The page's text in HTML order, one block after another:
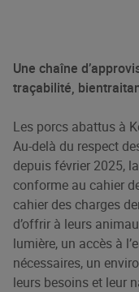
Une chaîne
traçabilité,
Les porcs abattus à
Au-delà du respect
depuis février 2025,
conforme au cahier
cahier des charges
d’offrir à leurs
lumière, un accès à
nécessaires, un
leurs besoins et leur